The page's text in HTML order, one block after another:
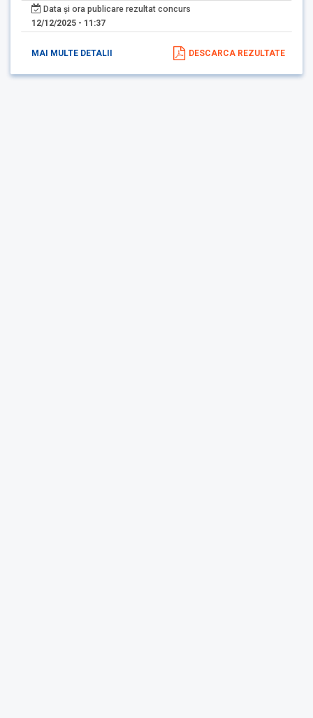
Data și ora publicare rezultat concurs
12/12/2025 - 11:37
MAI MULTE DETALII DESCARCA REZULTATE